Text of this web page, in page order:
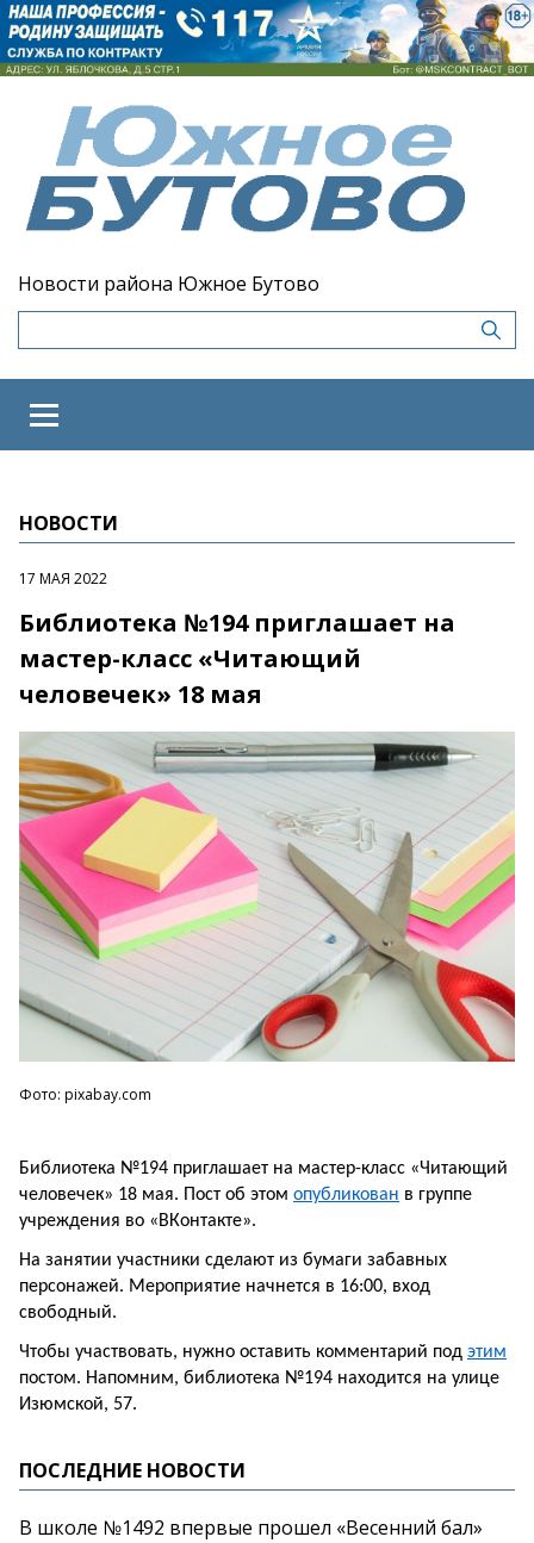
Новости района Южное Бутово
НОВОСТИ
17 МАЯ 2022
Библиотека №194 приглашает на
мастер-класс «Читающий
человечек» 18 мая
Фото: pixabay.com
Библиотека №194 приглашает на мастер-класс «Читающий
человечек» 18 мая. Пост об этом опубликован в группе
учреждения во «ВКонтакте».
На занятии участники сделают из бумаги забавных
персонажей. Мероприятие начнется в 16:00, вход
свободный.
Чтобы участвовать, нужно оставить комментарий под этим
постом. Напомним, библиотека №194 находится на улице
Изюмской, 57.
ПОСЛЕДНИЕ НОВОСТИ
В школе №1492 впервые прошел «Весенний бал»